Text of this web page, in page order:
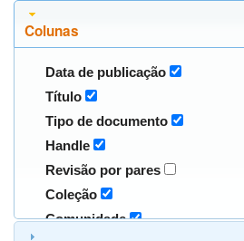
Colunas
Data de publicação
Título
Tipo de documento
Handle
Revisão por pares
Coleção
Comunidade